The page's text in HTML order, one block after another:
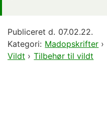
Publiceret d. 07.02.22.
Kategori: Madopskrifter ›
Vildt › Tilbehør til vildt